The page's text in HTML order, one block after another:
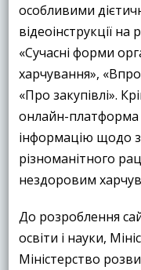
особливими
відеоінструкції
«Сучасні форми
харчування»,
«Про закупівлі».
онлайн-платформа
інформацію щодо
різноманітного
нездоровим
До розроблення
освіти і науки,
Міністерство